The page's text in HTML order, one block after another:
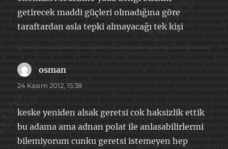
getirecek maddi güçleri olmadığına göre
taraftardan asla tepki almayacağı tek kişi
osmandedi
ki:
24 Kasım 2012, 15:38
keske yeniden alsak geretsi cok haksizlik ettik
bu adama ama adnan polat ile anlasabilirlermi
bilemiyorum cunku geretsi istemeyen hep